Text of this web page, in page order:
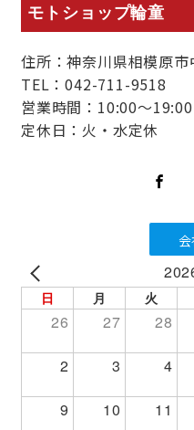
モトショップ輪童
住所：神奈川県相模原
TEL：042-711-9518
営業時間：10:00～19:00
定休日：火・水定休
日 月 火
26 27 28
2 3 4
9 10 11